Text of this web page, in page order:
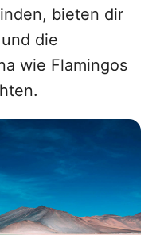
bieten dir
die
wie Flamingos